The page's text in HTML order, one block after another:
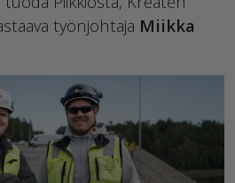
työnjohtaja Miikka